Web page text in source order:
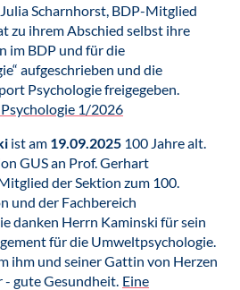
Scharnhorst, BDP-Mitglied
zu ihrem Abschied selbst ihre
im BDP und für die
aufgeschrieben und die
Psychologie freigegeben.
1/2026
ist am 19.09.2025 100 Jahre alt.
GUS an Prof. Gerhart
der Sektion zum 100.
und der Fachbereich
danken Herrn Kaminski für sein
für die Umweltpsychologie.
ihm und seiner Gattin von Herzen
gute Gesundheit. Eine